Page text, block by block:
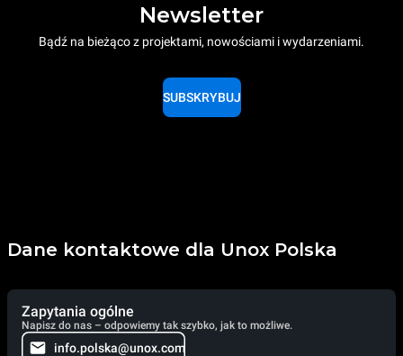
Newsletter
Bądź na bieżąco z projektami, nowościami i wydarzeniami.
SUBSKRYBUJ
Dane kontaktowe dla Unox Polska
Zapytania ogólne
Napisz do nas – odpowiemy tak szybko, jak to możliwe.
info.polska@unox.com